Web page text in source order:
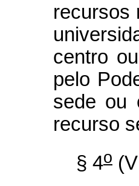
recursos
centro
pelo
sede ou
recurso
§ 4o